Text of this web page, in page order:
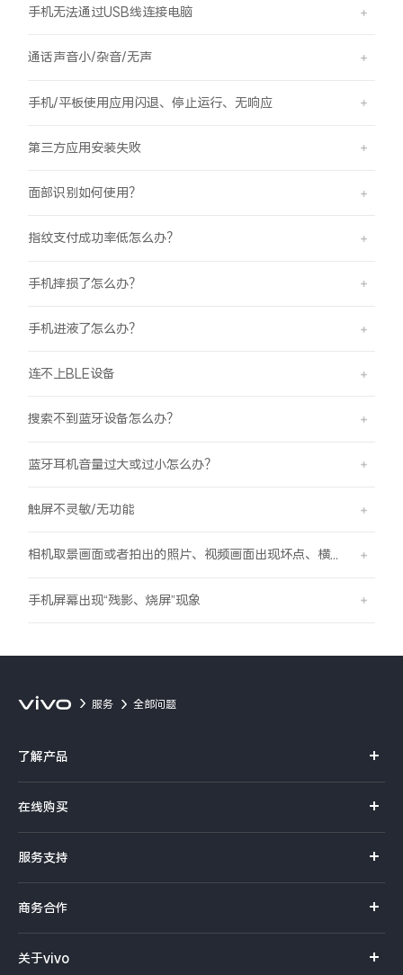
手机无法通过USB线连接电脑
通话声音小/杂音/无声
手机/平板使用应用闪退、停止运行、无响应
第三方应用安装失败
面部识别如何使用？
指纹支付成功率低怎么办？
手机摔损了怎么办？
手机进液了怎么办？
连不上BLE设备
搜索不到蓝牙设备怎么办？
蓝牙耳机音量过大或过小怎么办？
触屏不灵敏/无功能
相机取景画面或者拍出的照片、视频画面出现坏点、横线、竖线的现象
手机屏幕出现“残影、烧屏”现象
服务 全部问题
了解产品
Y系列
iQOO手机
在线购买
选购配件
订单查询
服务支持
查找手机
商务合作
关于vivo